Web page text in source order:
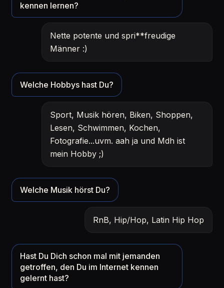
kennen lernen?
Nette potente und spri**freudige
Männer :)
Welche Hobbys hast Du?
Sport, Musik hören, Biken, Shoppen,
Lesen, Schwimmen, Kochen,
Fotografie...uvm. aah ja und Mdh ist
mein Hobby ;)
Welche Musik hörst Du?
RnB, Hip/Hop, Latin Hip Hop
Hast Du Dich schon mal mit jemanden
getroffen, den Du im Internet kennen
gelernt hast?